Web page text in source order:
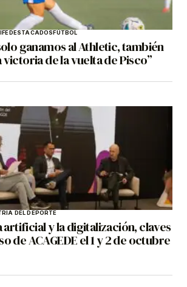
DESTACADOSFÚTBOL
ganamos al Athletic, también
de la vuelta de Pisco”
DEL DEPORTE
artificial y la digitalización, claves
de ACAGEDE el 1 y 2 de octubre